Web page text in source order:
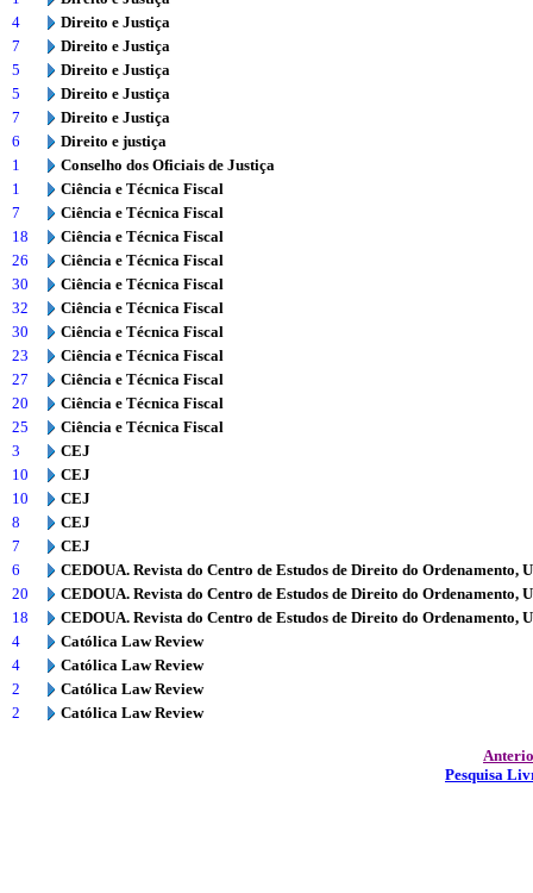
4
Direito e Justiça
7
Direito e Justiça
5
Direito e Justiça
5
Direito e Justiça
7
Direito e Justiça
6
Direito e justiça
1
Conselho dos Oficiais de Justiça
1
Ciência e Técnica Fiscal
7
Ciência e Técnica Fiscal
18
Ciência e Técnica Fiscal
26
Ciência e Técnica Fiscal
30
Ciência e Técnica Fiscal
32
Ciência e Técnica Fiscal
30
Ciência e Técnica Fiscal
23
Ciência e Técnica Fiscal
27
Ciência e Técnica Fiscal
20
Ciência e Técnica Fiscal
25
Ciência e Técnica Fiscal
3
CEJ
10
CEJ
10
CEJ
8
CEJ
7
CEJ
6
CEDOUA. Revista do Centro de Estudos de Direito do Ordenamento,
20
CEDOUA. Revista do Centro de Estudos de Direito do Ordenamento,
18
CEDOUA. Revista do Centro de Estudos de Direito do Ordenamento,
4
Católica Law Review
4
Católica Law Review
2
Católica Law Review
2
Católica Law Review
Pesquisa